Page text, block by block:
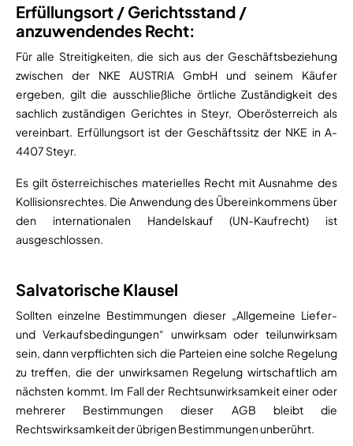
Erfüllungsort / Gerichtsstand /
anzuwendendes Recht:
Für alle Streitigkeiten, die sich aus der Geschäftsbeziehung
zwischen der NKE AUSTRIA GmbH und seinem Käufer
ergeben, gilt die ausschließliche örtliche Zuständigkeit des
sachlich zuständigen Gerichtes in Steyr, Oberösterreich als
vereinbart. Erfüllungsort ist der Geschäftssitz der NKE in A-
4407 Steyr.
Es gilt österreichisches materielles Recht mit Ausnahme des
Kollisionsrechtes. Die Anwendung des Übereinkommens über
den internationalen Handelskauf (UN-Kaufrecht) ist
ausgeschlossen.
Salvatorische Klausel
Sollten einzelne Bestimmungen dieser „Allgemeine Liefer-
und Verkaufsbedingungen“ unwirksam oder teilunwirksam
sein, dann verpflichten sich die Parteien eine solche Regelung
zu treffen, die der unwirksamen Regelung wirtschaftlich am
nächsten kommt. Im Fall der Rechtsunwirksamkeit einer oder
mehrerer Bestimmungen dieser AGB bleibt die
Rechtswirksamkeit der übrigen Bestimmungen unberührt.